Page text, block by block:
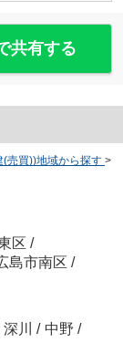
共有する
(売買))地域から探す >
区 /
島市南区 /
深川 / 中野 /